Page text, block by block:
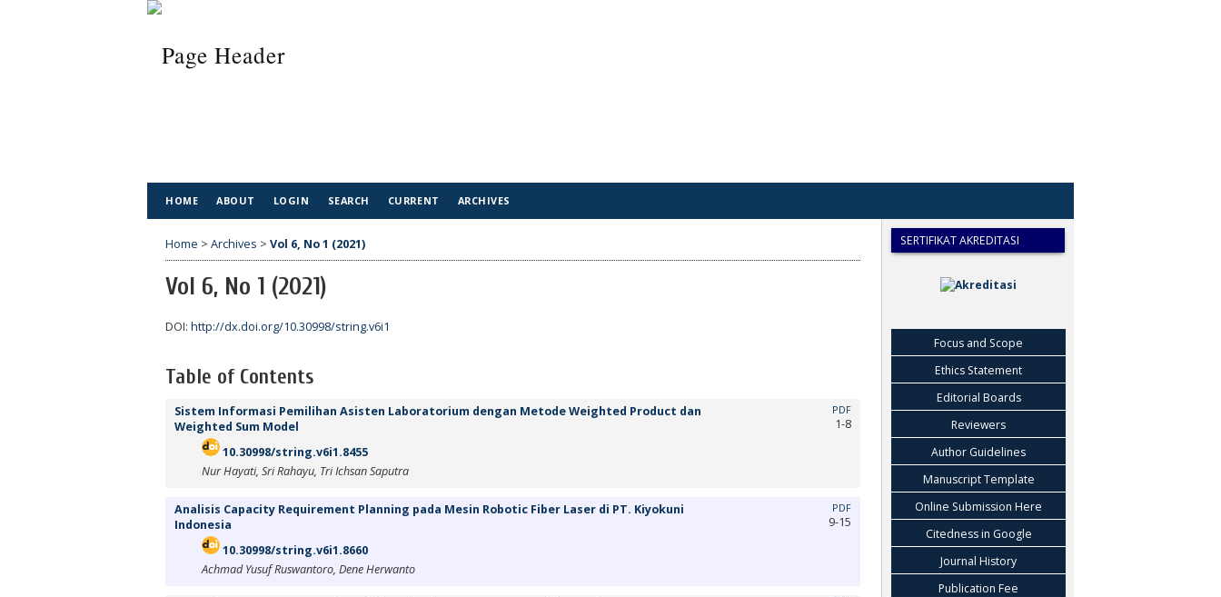
SERTIFIKAT AKREDITASI
Focus and Scope
Ethics Statement
Editorial Boards
Reviewers
Author Guidelines
Manuscript Template
Online Submission Here
Citedness in Google
Journal History
Publication Fee
HOME ABOUT LOGIN SEARCH CURRENT ARCHIVES
Home > Archives > Vol 6, No 1 (2021)
Vol 6, No 1 (2021)
DOI: http://dx.doi.org/10.30998/string.v6i1
Table of Contents
Sistem Informasi Pemilihan Asisten Laboratorium dengan Metode Weighted Product dan
Weighted Sum Model
10.30998/string.v6i1.8455
Nur Hayati, Sri Rahayu, Tri Ichsan Saputra
PDF
1-8
Analisis Capacity Requirement Planning pada Mesin Robotic Fiber Laser di PT. Kiyokuni
Indonesia
10.30998/string.v6i1.8660
Achmad Yusuf Ruswantoro, Dene Herwanto
PDF
9-15